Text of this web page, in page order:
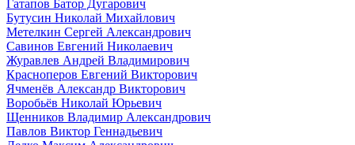
Гатапов Батор Дугарович
Бутусин Николай Михайлович
Метелкин Сергей Александрович
Савинов Евгений Николаевич
Журавлев Андрей Владимирович
Красноперов Евгений Викторович
Ячменёв Александр Викторович
Воробьёв Николай Юрьевич
Щенников Владимир Александрович
Павлов Виктор Геннадьевич